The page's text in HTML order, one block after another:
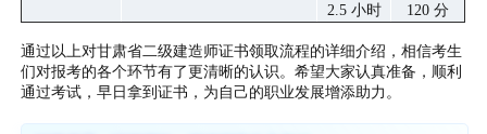
2.5 小时
120 分
通过以上对甘肃省二级建造师证书领取流程的详细介绍，相信考生
们对报考的各个环节有了更清晰的认识。希望大家认真准备，顺利
通过考试，早日拿到证书，为自己的职业发展增添助力。